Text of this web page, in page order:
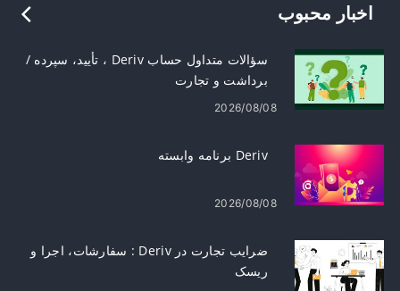
اخبار محبوب
سؤالات متداول حساب Deriv ، تأیید، سپرده /
برداشت و تجارت
2026/08/08
Deriv برنامه وابسته
2026/08/08
ضرایب تجارت در Deriv : سفارشات، اجرا و
ریسک